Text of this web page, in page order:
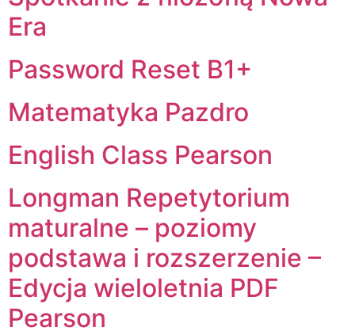
Era
Password Reset B1+
Matematyka Pazdro
English Class Pearson
Longman Repetytorium
maturalne – poziomy
podstawa i rozszerzenie –
Edycja wieloletnia PDF
Pearson